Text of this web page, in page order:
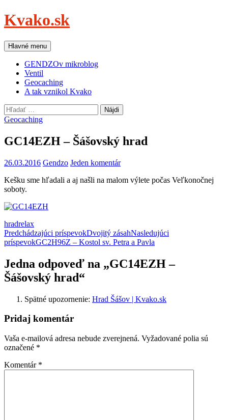
Preskočiť
na
Kvako.sk
Hľadať
Hlavné menu
GENDZOv mikroblog
Ventil
Geocaching
A tak vznikol Kvako
Hľadať:
Geocaching
GC14EZH – Šášovský hrad
26.03.2016 Gendzo Jeden komentár
Kešku sme hľadali a aj našli na malom výlete počas Veľkonočnej
soboty.
hradrelax
Navigácia
článkami
Predchádzajúci príspevokDvojitý zásahNasledujúci
príspevokGC2H96Z – Kostol sv. Petra a Pavla
Jedna odpoveď na „GC14EZH –
Šášovský hrad“
Spätné upozornenie: Hrad Šášov | Kvako.sk
Pridaj komentár
Vaša e-mailová adresa nebude zverejnená. Vyžadované polia sú
označené *
Komentár *